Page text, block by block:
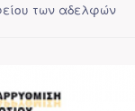
των αδελφών